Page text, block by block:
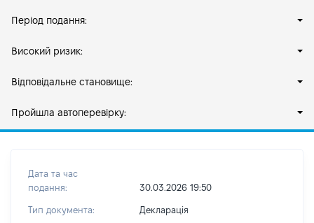
Період подання:
Високий ризик:
Відповідальне становище:
Пройшла автоперевірку:
Дата та час
подання:
30.03.2026 19:50
Тип документа: Декларація